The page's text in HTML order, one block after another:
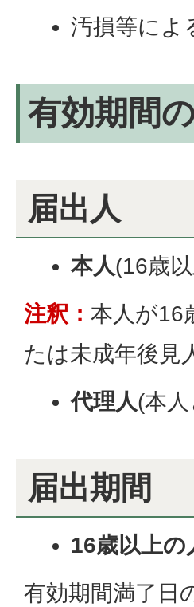
汚損等によ
有効期間
届出人
本人(16歳
注釈： 本人が16
たは未成年後見
代理人(本
届出期間
16歳以上の
有効期間満了日